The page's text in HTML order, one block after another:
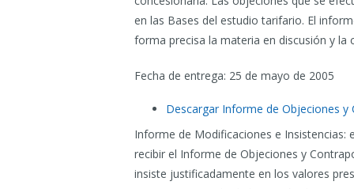
en las Bases del estudio tarifario. El
forma precisa la materia en discusión y la
Fecha de entrega: 25 de mayo de 2005
Descargar Informe de Objeciones y
Informe de Modificaciones e
recibir el Informe de Objeciones y
insiste justificadamente en los valores